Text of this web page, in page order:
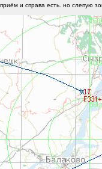
и справа есть. но слепую